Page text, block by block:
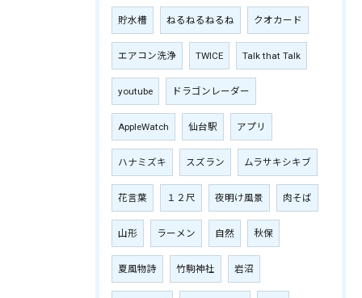
貯水槽 ねるねるねるね クオカード
エアコン洗浄 TWICE Talk that Talk
youtube ドラゴンレーダー
AppleWatch 仙台駅 アプリ
ハナミズキ スズラン ムラサキシキブ
花言葉 １２尺 夜明け風景 肉そば
山形 ラーメン 自然 秋保
夏風物詩 竹駒神社 岩沼